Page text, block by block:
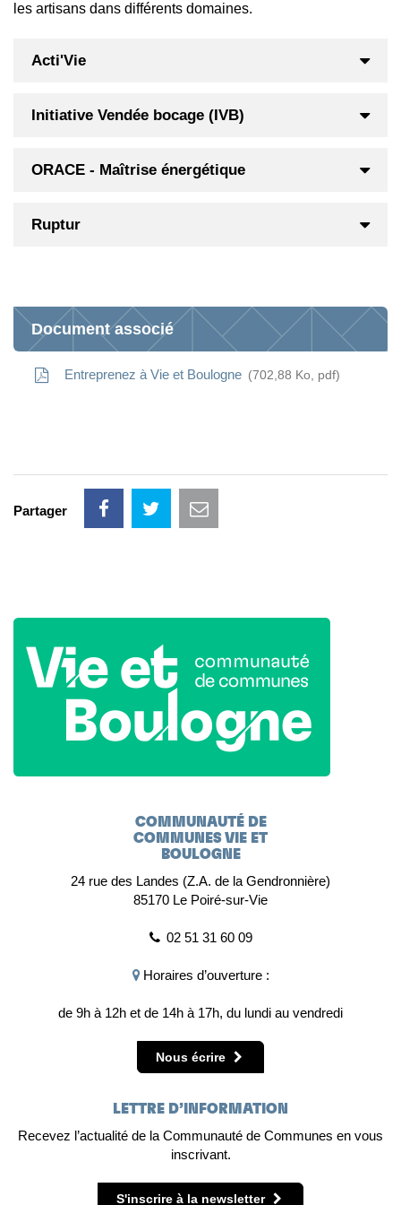
les artisans dans différents domaines.
Acti'Vie
Initiative Vendée bocage (IVB)
ORACE - Maîtrise énergétique
Ruptur
Document associé
Entreprenez à Vie et Boulogne 702,88 Ko, pdf
Partager
COMMUNAUTÉ DE
COMMUNES VIE ET
BOULOGNE
24 rue des Landes (Z.A. de la Gendronnière)
85170 Le Poiré-sur-Vie
02 51 31 60 09
Horaires d’ouverture :
de 9h à 12h et de 14h à 17h, du lundi au vendredi
Nous écrire
LETTRE D’INFORMATION
Recevez l’actualité de la Communauté de Communes en vous
inscrivant.
S'inscrire à la newsletter